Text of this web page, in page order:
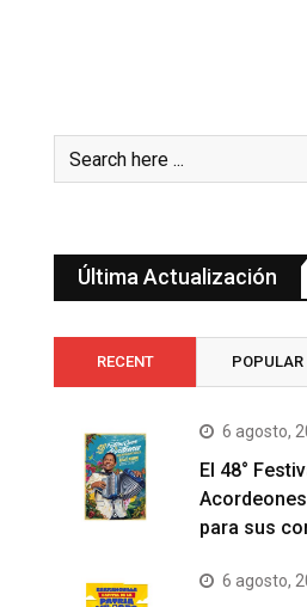
Última Actualización
RECENT POPULAR
6 agosto,
El 48°
para sus
6 agosto,